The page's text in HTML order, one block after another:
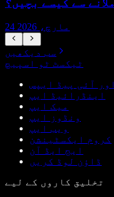
سے کیسے بچیں؟
24 مارچ، 2026
سب دیکھیں
ٹیکسٹ ٹو اسپیچ
آئی پیڈ ایپس
اینڈرائیڈ ایپ
میک ایپ
ونڈوز ایپ
ویب ایپ
کروم ایکسٹینشن
ایج ایڈ آن
ڈاؤن لوڈ کریں
تخلیق کاروں کے لیے